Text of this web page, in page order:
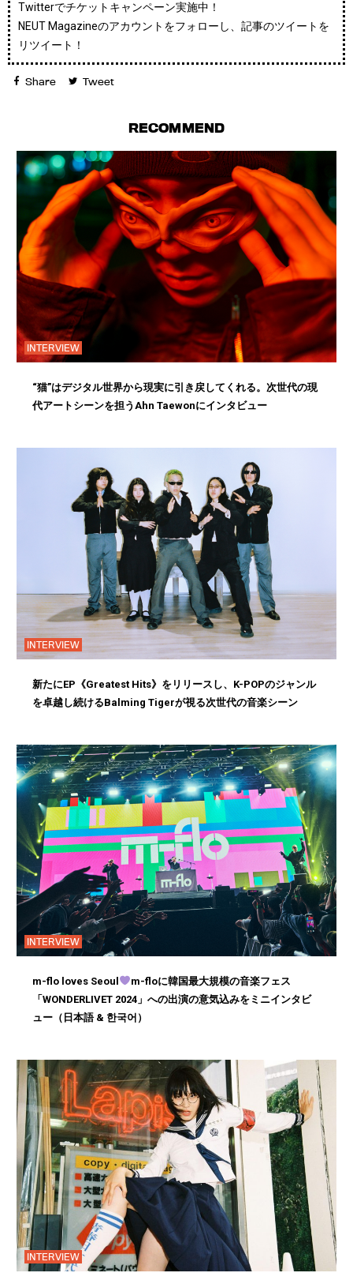
Twitterでチケットキャンペーン実施中！
NEUT Magazineのアカウントをフォローし、記事のツイートを
リツイート！
Share Tweet
RECOMMEND
INTERVIEW
“猫”はデジタル世界から現実に引き戻してくれる。次世代の現
代アートシーンを担うAhn Taewonにインタビュー
INTERVIEW
新たにEP《Greatest Hits》をリリースし、K-POPのジャンル
を卓越し続けるBalming Tigerが視る次世代の音楽シーン
INTERVIEW
m-flo loves Seoul
m-floに韓国最大規模の音楽フェス
「WONDERLIVET 2024」への出演の意気込みをミニインタビ
ュー（日本語 & 한국어）
INTERVIEW